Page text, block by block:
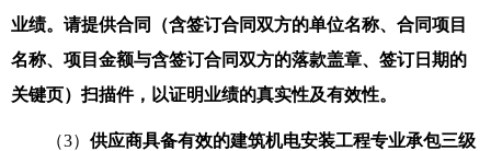
业绩。请提供合同（含签订合同双方的单位名称、合同项目
名称、项目金额与含签订合同双方的落款盖章、签订日期的
关键页）扫描件，以证明业绩的真实性及有效性。
（3） 供应商具备有效的建筑机电安装工程专业承包三级